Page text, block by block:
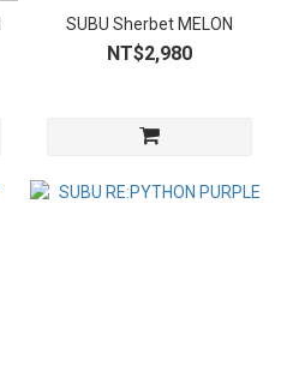
SUBU Sherbet MELON
NT$2,980